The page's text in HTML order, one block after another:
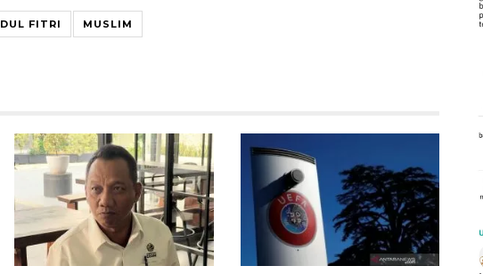
FITRI MUSLIM